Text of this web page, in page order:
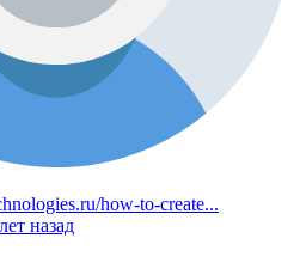
how-to-create...
назад